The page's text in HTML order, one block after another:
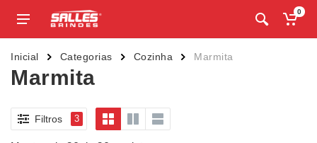
0
Inicial Categorias Cozinha Marmita
Marmita
Filtros 3